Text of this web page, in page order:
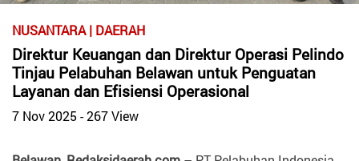
Nusantara
Ekobistek
Peristiwa
Olahraga
NUSANTARA | DAERAH
Direktur Keuangan dan Direktur Operasi Pelindo
Tinjau Pelabuhan Belawan untuk Penguatan
Layanan dan Efisiensi Operasional
7 Nov 2025 - 267 View